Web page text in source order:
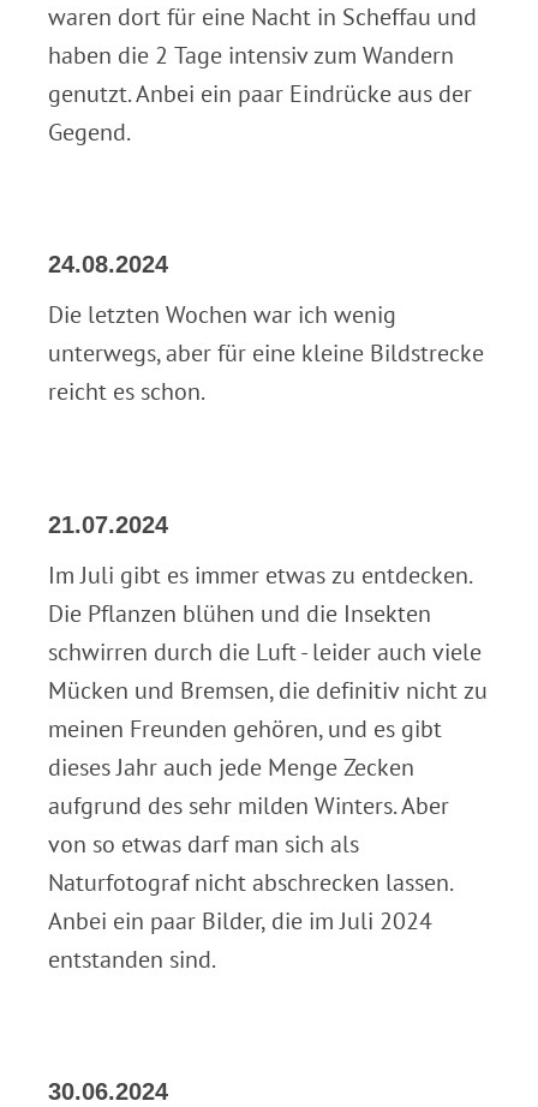
waren dort für eine Nacht in Scheffau und
haben die 2 Tage intensiv zum Wandern
genutzt. Anbei ein paar Eindrücke aus der
Gegend.
24.08.2024
Die letzten Wochen war ich wenig
unterwegs, aber für eine kleine Bildstrecke
reicht es schon.
21.07.2024
Im Juli gibt es immer etwas zu entdecken.
Die Pflanzen blühen und die Insekten
schwirren durch die Luft - leider auch viele
Mücken und Bremsen, die definitiv nicht zu
meinen Freunden gehören, und es gibt
dieses Jahr auch jede Menge Zecken
aufgrund des sehr milden Winters. Aber
von so etwas darf man sich als
Naturfotograf nicht abschrecken lassen.
Anbei ein paar Bilder, die im Juli 2024
entstanden sind.
30.06.2024